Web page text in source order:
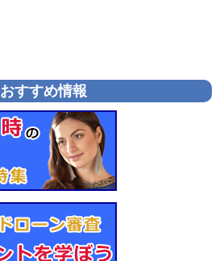
おすすめ情報